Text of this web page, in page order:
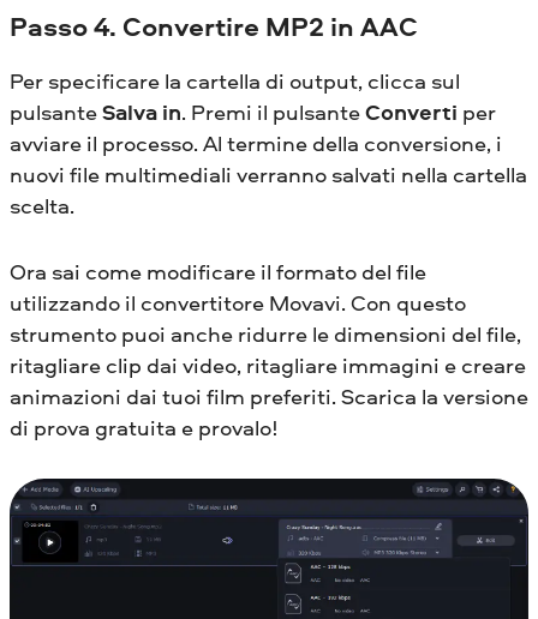
Passo 4. Convertire MP2 in AAC
Per specificare la cartella di output, clicca sul
pulsanteSalva in. Premi il pulsanteConverti per
avviare il processo. Al termine della conversione, i
nuovi file multimediali verranno salvati nella cartella
scelta.
Ora sai come modificare il formato del file
utilizzando il convertitore Movavi. Con questo
strumento puoi anche ridurre le dimensioni del file,
ritagliare clip dai video, ritagliare immagini e creare
animazioni dai tuoi film preferiti. Scarica la versione
di prova gratuita e provalo!